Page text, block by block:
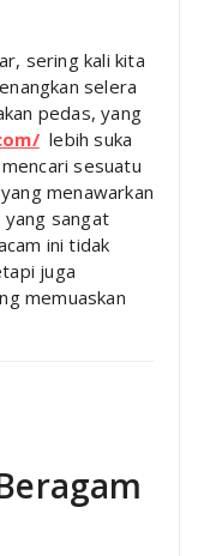
sering kali kita
selera
pedas, yang
lebih suka
sesuatu
menawarkan
yang sangat
ini tidak
juga
memuaskan